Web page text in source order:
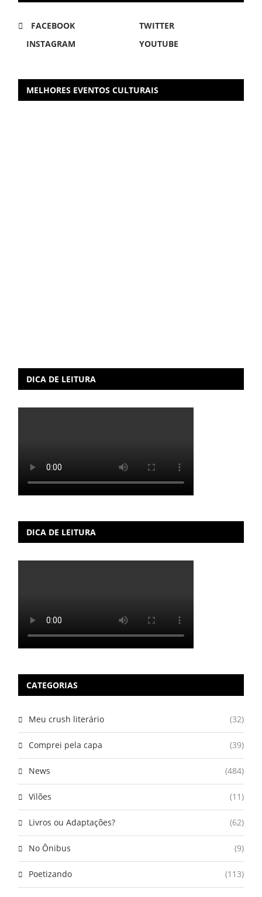
FACEBOOK
TWITTER
INSTAGRAM
YOUTUBE
MELHORES EVENTOS CULTURAIS
DICA DE LEITURA
DICA DE LEITURA
CATEGORIAS
Meu crush literário (32)
Comprei pela capa (39)
News (484)
Vilões (11)
Livros ou Adaptações? (62)
No Ônibus (9)
Poetizando (113)